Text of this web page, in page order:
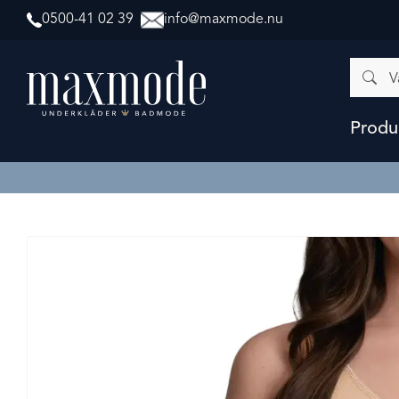
0500-41 02 39 info@maxmode.nu
letar
du